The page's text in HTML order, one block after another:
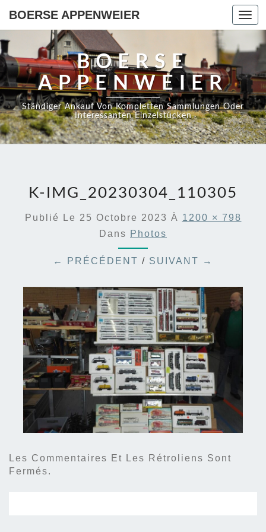
BOERSE APPENWEIER
BOERSE
APPENWEIER
Ständiger Ankauf Von Kompletten Sammlungen Oder
Interessanten Einzelstücken
K-IMG_20230304_110305
Publié Le 25 Octobre 2023 À 1200 × 798
Dans Photos
← PRÉCÉDENT / SUIVANT →
Les Commentaires Et Les Rétroliens Sont
Fermés.